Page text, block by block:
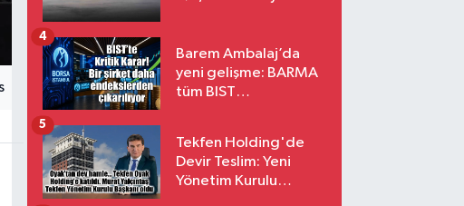
Barem Ambalaj’da
yeni gelişme: BARMA
tüm BIST
4
Tekfen Holding'de
Devir Teslim: Yeni
Yönetim Kurulu
5